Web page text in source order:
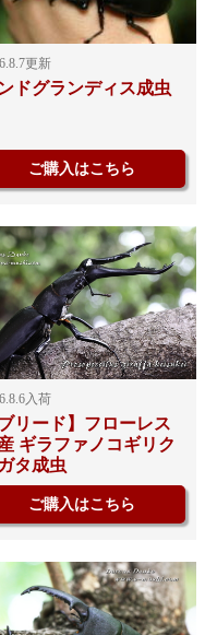
更新
ドグランディス成虫
ご購入はこちら
入荷
ブリード】フローレス
ギラファノコギリク
タ成虫
ご購入はこちら